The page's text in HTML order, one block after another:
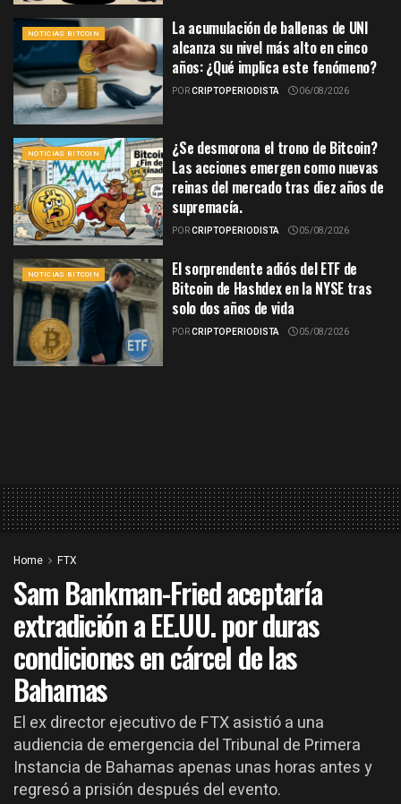
NOTICIAS BITCOIN
La acumulación de ballenas de UNI
alcanza su nivel más alto en cinco
años: ¿Qué implica este fenómeno?
PORCRIPTOPERIODISTA 06/08/2026
NOTICIAS BITCOIN
¿Se desmorona el trono de Bitcoin?
Las acciones emergen como nuevas
reinas del mercado tras diez años de
supremacía.
PORCRIPTOPERIODISTA 05/08/2026
NOTICIAS BITCOIN
El sorprendente adiós del ETF de
Bitcoin de Hashdex en la NYSE tras
solo dos años de vida
PORCRIPTOPERIODISTA 05/08/2026
Home FTX
Sam Bankman-Fried aceptaría
extradición a EE.UU. por duras
condiciones en cárcel de las
Bahamas
El ex director ejecutivo de FTX asistió a una
audiencia de emergencia del Tribunal de Primera
Instancia de Bahamas apenas unas horas antes y
regresó a prisión después del evento.